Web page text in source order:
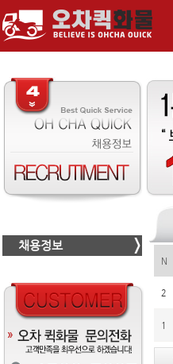
채용정보
N
2
1